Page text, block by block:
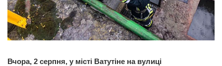
Вчора, 2 серпня, у місті Ватутіне на вулиці